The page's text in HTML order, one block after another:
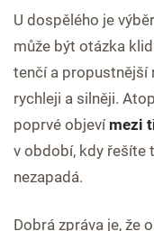
U dospělého je
může být otázka
tenčí a propustnější
rychleji a silněji.
poprvé objeví mezi
v období, kdy řešíte
nezapadá.
Dobrá zpráva je, že